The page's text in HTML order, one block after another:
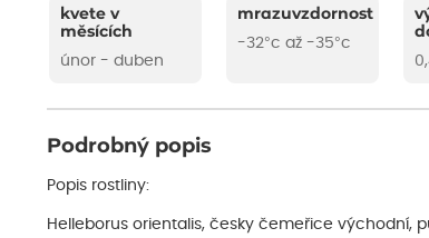
kvete v
měsících
únor - duben
mrazuvzdornost
-32°c až -35°c
Podrobný popis
Popis rostliny:
Helleborus orientalis, česky čemeřice východní,